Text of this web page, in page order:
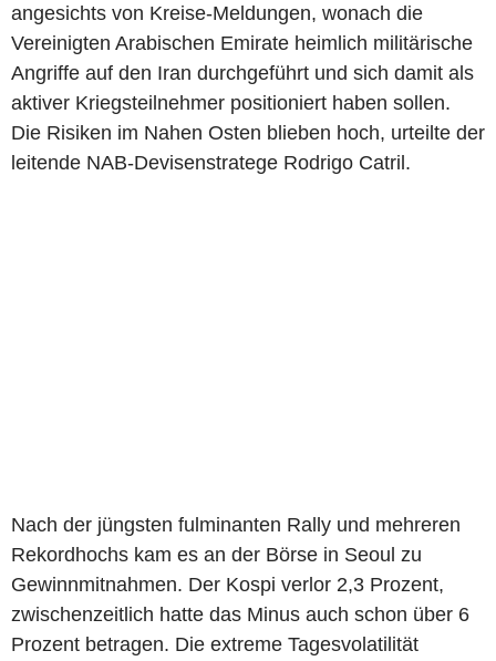
angesichts von Kreise-Meldungen, wonach die
Vereinigten Arabischen Emirate heimlich militärische
Angriffe auf den Iran durchgeführt und sich damit als
aktiver Kriegsteilnehmer positioniert haben sollen.
Die Risiken im Nahen Osten blieben hoch, urteilte der
leitende NAB-Devisenstratege Rodrigo Catril.
Nach der jüngsten fulminanten Rally und mehreren
Rekordhochs kam es an der Börse in Seoul zu
Gewinnmitnahmen. Der Kospi verlor 2,3 Prozent,
zwischenzeitlich hatte das Minus auch schon über 6
Prozent betragen. Die extreme Tagesvolatilität